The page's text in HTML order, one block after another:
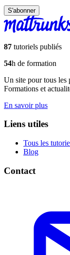
S'abonner
87 tutoriels publiés
54h de formation
Un site pour tous les
Formations et
En savoir plus
Liens utiles
Tous les
Blog
Contact